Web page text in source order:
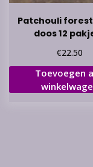
Patchouli
doos 12
€22.50
Toevoegen